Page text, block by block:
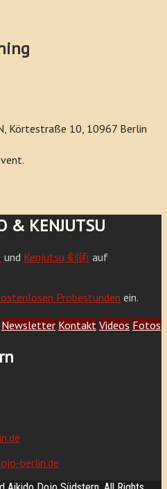
Körtestraße 10, 10967 Berlin
& KENJUTSU
und Kenjutsu 剣術 auf
Probestunden ein.
Newsletter Kontakt Videos Fotos
berlin.de